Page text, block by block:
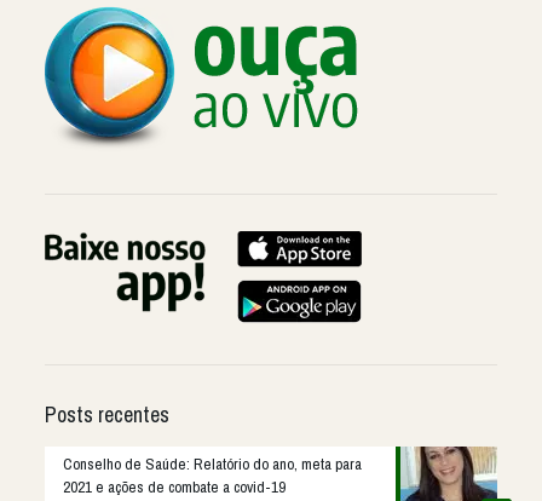
Posts recentes
Conselho de Saúde: Relatório do ano, meta para
2021 e ações de combate a covid-19